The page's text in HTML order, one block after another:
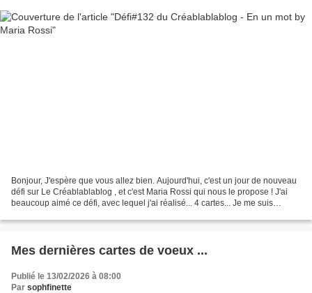
Bonjour, J'espère que vous allez bien. Aujourd'hui, c'est un jour de nouveau
défi sur Le Créablablablog , et c'est Maria Rossi qui nous le propose ! J'ai
beaucoup aimé ce défi, avec lequel j'ai réalisé... 4 cartes... Je me suis
Mes dernières cartes de voeux ...
Publié le 13/02/2026 à 08:00
Par sophfinette